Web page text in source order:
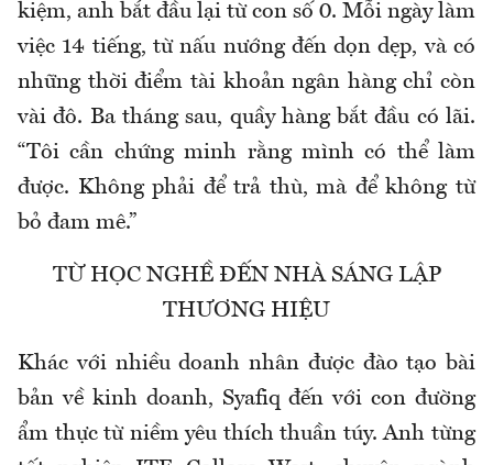
kiệm, anh bắt đầu lại từ con số 0. Mỗi ngày làm
việc 14 tiếng, từ nấu nướng đến dọn dẹp, và có
những thời điểm tài khoản ngân hàng chỉ còn
vài đô. Ba tháng sau, quầy hàng bắt đầu có lãi.
“Tôi cần chứng minh rằng mình có thể làm
được. Không phải để trả thù, mà để không từ
bỏ đam mê.”
TỪ HỌC NGHỀ ĐẾN NHÀ SÁNG LẬP
THƯƠNG HIỆU
Khác với nhiều doanh nhân được đào tạo bài
bản về kinh doanh, Syafiq đến với con đường
ẩm thực từ niềm yêu thích thuần túy. Anh từng